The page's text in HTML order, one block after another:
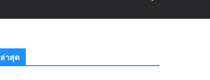
ล่าสุด